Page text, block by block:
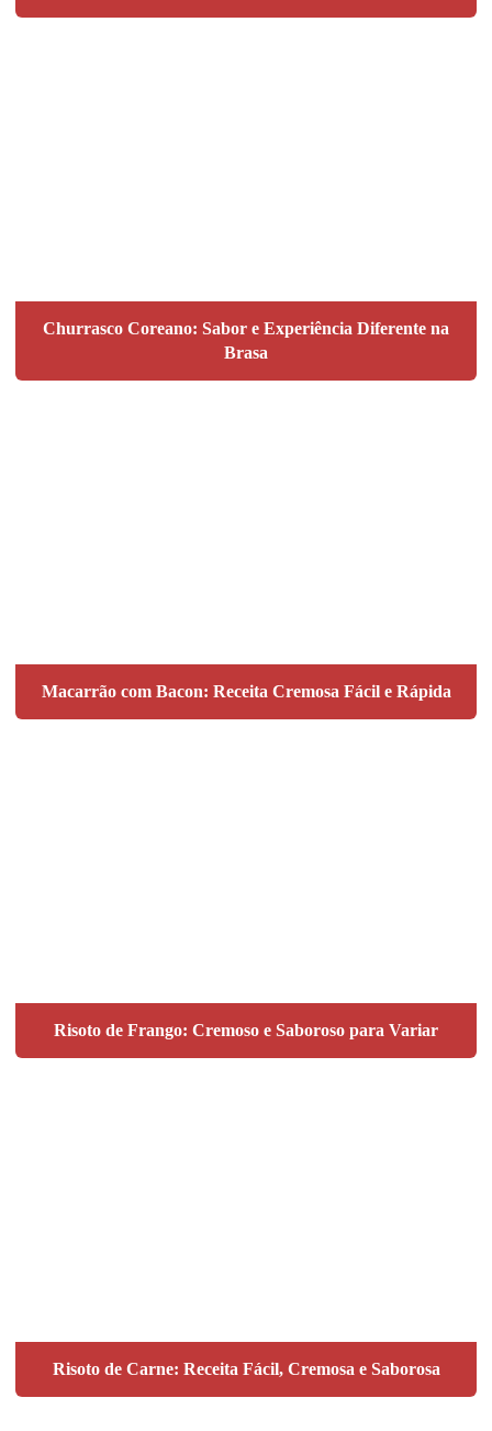
Churrasco Coreano: Sabor e Experiência Diferente na
Brasa
Macarrão com Bacon: Receita Cremosa Fácil e Rápida
Risoto de Frango: Cremoso e Saboroso para Variar
Risoto de Carne: Receita Fácil, Cremosa e Saborosa